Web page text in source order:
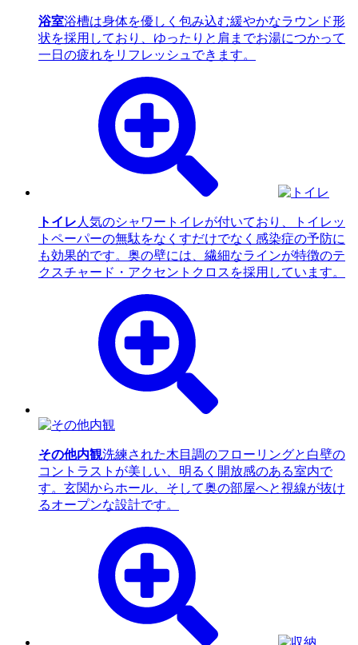
浴室浴槽は身体を優しく包み込む緩やかなラウンド形
状を採用しており、ゆったりと肩までお湯につかって
一日の疲れをリフレッシュできます。
トイレ 人気のシャワートイレが付いており、トイレッ
トペーパーの無駄をなくすだけでなく感染症の予防に
も効果的です。奥の壁には、繊細なラインが特徴のテ
クスチャード・アクセントクロスを採用しています。
その他内観洗練された木目調のフローリングと白壁の
コントラストが美しい、明るく開放感のある室内で
す。玄関からホール、そして奥の部屋へと視線が抜け
るオープンな設計です。